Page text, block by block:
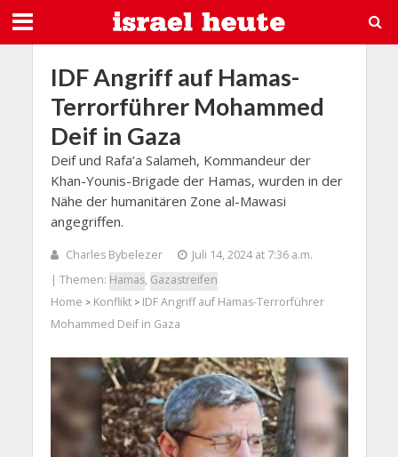
IDF Angriff auf Hamas-
Terrorführer Mohammed
Deif in Gaza
Deif und Rafa’a Salameh, Kommandeur der
Khan-Younis-Brigade der Hamas, wurden in der
Nähe der humanitären Zone al-Mawasi
angegriffen.
Charles Bybelezer
Juli 14, 2024 at 7:36 a.m.
| Themen: Hamas, Gazastreifen
Home > Konflikt> IDF Angriff auf Hamas-Terrorführer
Mohammed Deif in Gaza